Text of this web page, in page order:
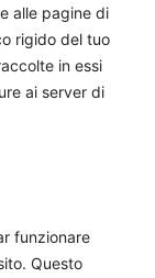
alle pagine di
rigido del tuo
in essi
ai server di
funzionare
Questo